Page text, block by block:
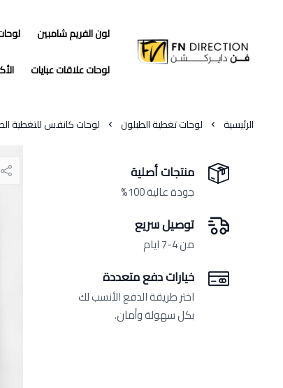
فن دايركشن
لون الفريم شامبين
لوحات علاقات عبايات
الرئيسية لوحات تغطية الطبلون لوحات كانفس للتغطية
منتجات أصلية
جودة عالية 100%
توصيل سريع
من 4-7 ايام
خيارات دفع متعددة
اختر طريقة الدفع الأنسب لك
بكل سهولة وأمان.